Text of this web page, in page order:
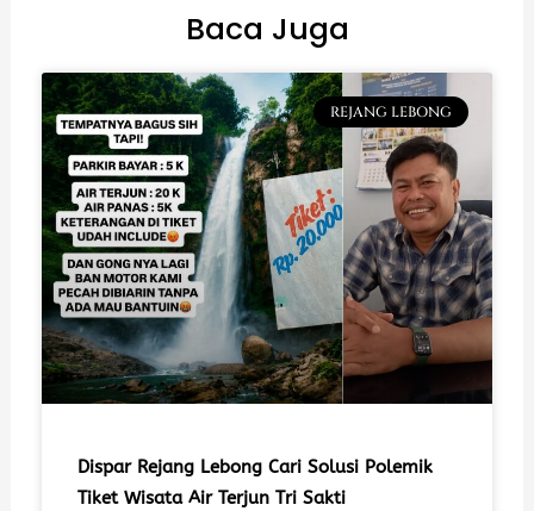
Baca Juga
REJANG LEBONG
Dispar Rejang Lebong Cari Solusi Polemik
Tiket Wisata Air Terjun Tri Sakti